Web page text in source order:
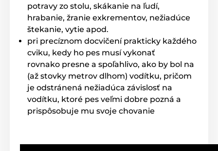
potravy zo stolu, skákanie na ľudí,
hrabanie, žranie exkrementov, nežiadúce
štekanie, vytie apod.
pri precíznom docvičení prakticky každého
cviku, kedy ho pes musí vykonať
rovnako presne a spoľahlivo, ako by bol na
(až stovky metrov dlhom) vodítku, pričom
je odstránená nežiadúca závislosť na
vodítku, ktoré pes veľmi dobre pozná a
prispôsobuje mu svoje chovanie